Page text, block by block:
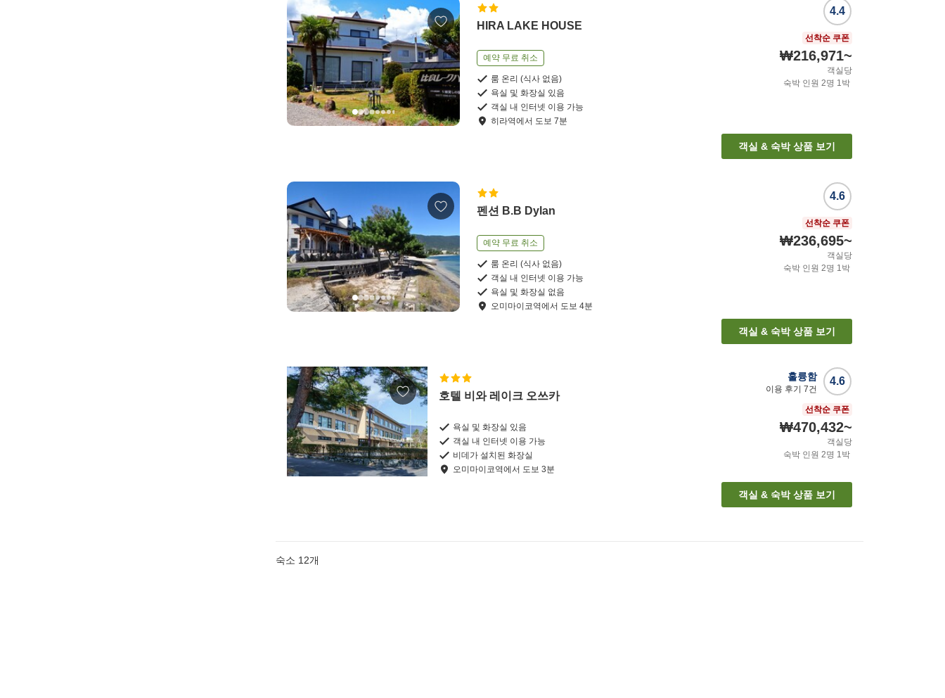
HIRA LAKE HOUSE
예약 무료 취소
룸 온리 (식사 없음)
욕실 및 화장실 있음
객실 내 인터넷 이용 가능
히라역에서 도보 7분
4.4
선착순 쿠폰
₩216,971~
객실당
숙박 인원 2명 1 박
객실 & 숙박 상품 보기
펜션 B.B Dylan
예약 무료 취소
룸 온리 (식사 없음)
객실 내 인터넷 이용 가능
욕실 및 화장실 없음
오미마이코역에서 도보 4분
4.6
선착순 쿠폰
₩236,695~
객실당
숙박 인원 2명 1 박
객실 & 숙박 상품 보기
호텔 비와 레이크 오쓰카
욕실 및 화장실 있음
객실 내 인터넷 이용 가능
비데가 설치된 화장실
오미마이코역에서 도보 3분
4.6
훌륭함
이용 후기 7건
선착순 쿠폰
₩470,432~
객실당
숙박 인원 2명 1박
객실 & 숙박 상품 보기
숙소 12개